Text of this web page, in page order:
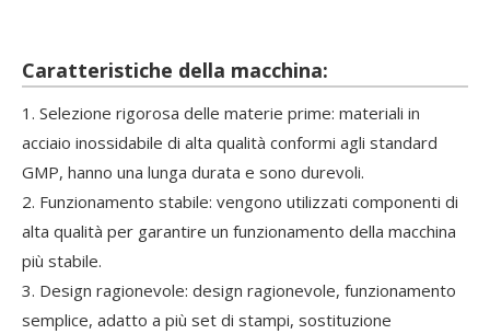
Caratteristiche della macchina:
1. Selezione rigorosa delle materie prime: materiali in
acciaio inossidabile di alta qualità conformi agli standard
GMP, hanno una lunga durata e sono durevoli.
2. Funzionamento stabile: vengono utilizzati componenti di
alta qualità per garantire un funzionamento della macchina
più stabile.
3. Design ragionevole: design ragionevole, funzionamento
semplice, adatto a più set di stampi, sostituzione